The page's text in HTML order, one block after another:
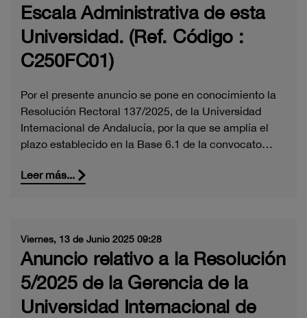
Escala Administrativa de esta
Universidad. (Ref. Código :
C250FC01)
Por el presente anuncio se pone en conocimiento la
Resolución Rectoral 137/2025, de la Universidad
Internacional de Andalucía, por la que se amplía el
plazo establecido en la Base 6.1 de la convocato…
Leer más...
Viernes, 13 de Junio 2025 09:28
Anuncio relativo a la Resolución
5/2025 de la Gerencia de la
Universidad Internacional de